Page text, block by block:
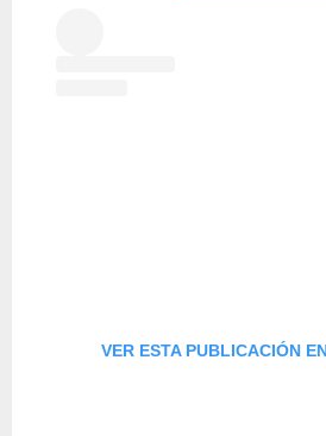
VER ESTA PUBLICACIÓN